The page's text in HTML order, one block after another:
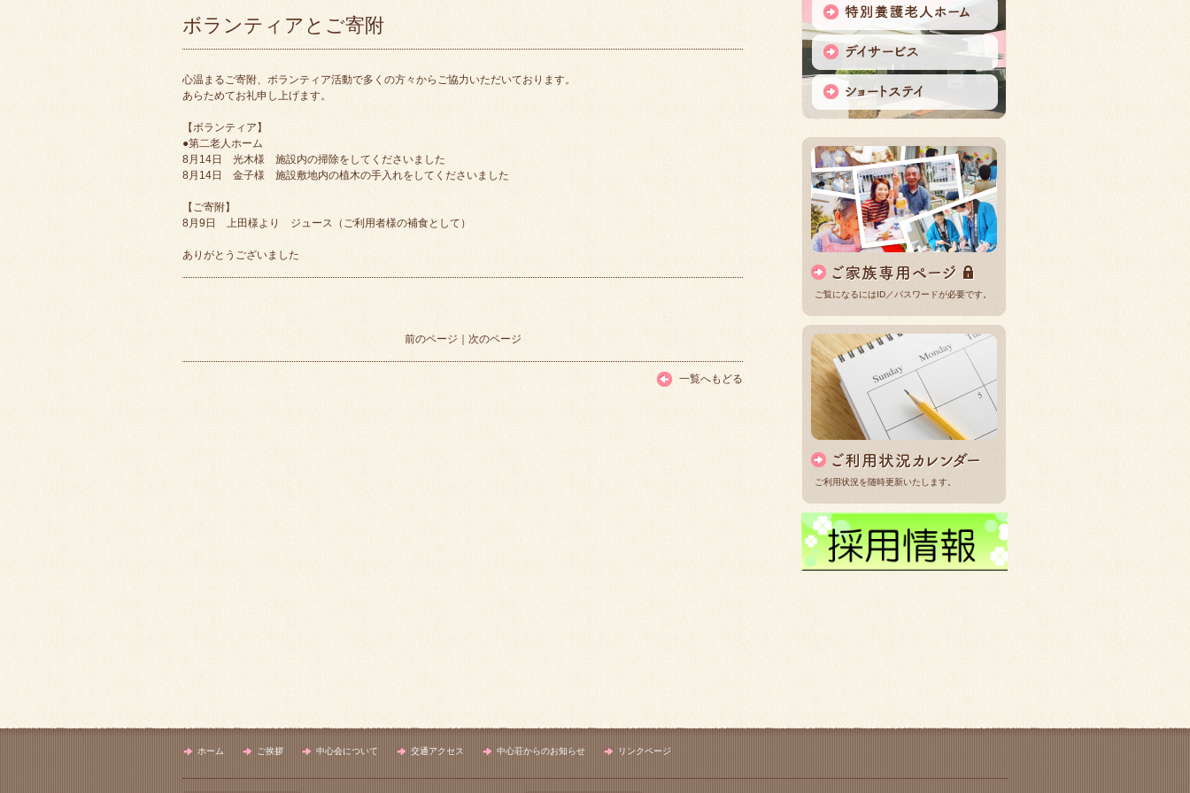
ボランティアとご寄附
心温まるご寄附、ボランティア活動で多くの方々からご協力いただいております。
あらためてお礼申し上げます。
【ボランティア】
●第二老人ホーム
8月14日 光木様 施設内の掃除をしてくださいました
8月14日 金子様 施設敷地内の植木の手入れをしてくださいました
【ご寄附】
8月9日 上田様より ジュース（ご利用者様の補食として）
ありがとうございました
前のページ 次のページ
一覧へもどる
ご覧になるにはID／パスワードが必要です。
ご利用状況を随時更新いたします。
ホーム ご挨拶 中心会について 交通アクセス 中心荘からのお知らせ リンクページ